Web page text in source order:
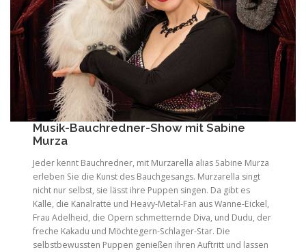
Musik-Bauchredner-Show mit Sabine
Murza
Jeder kennt Bauchredner, mit Murzarella alias Sabine Murza
erleben Sie die Kunst des Bauchgesangs. Murzarella singt
nicht nur selbst, sie lässt ihre Puppen singen. Da gibt es
Kalle, die Kanalratte und Heavy-Metal-Fan aus Wanne-Eickel,
Frau Adelheid, die Opern schmetternde Diva, und Dudu, der
freche Kakadu und Möchtegern-Schlager-Star. Die
selbstbewussten Puppen genießen ihren Auftritt und lassen